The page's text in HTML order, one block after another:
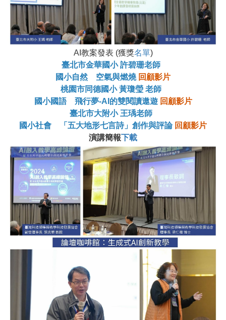
AI教案發表 (獲獎名單)
臺北市金華國小 許碧珊老師
國小自然 空氣與燃燒 回顧影片
桃園市同德國小 黃瓊瑩 老師
國小國語 飛行夢-AI的雙閱讀遨遊 回顧影片
臺北市大附小 王瑀老師
國小社會 「五大地形七言詩」創作與評論 回顧影片
演講簡報下載